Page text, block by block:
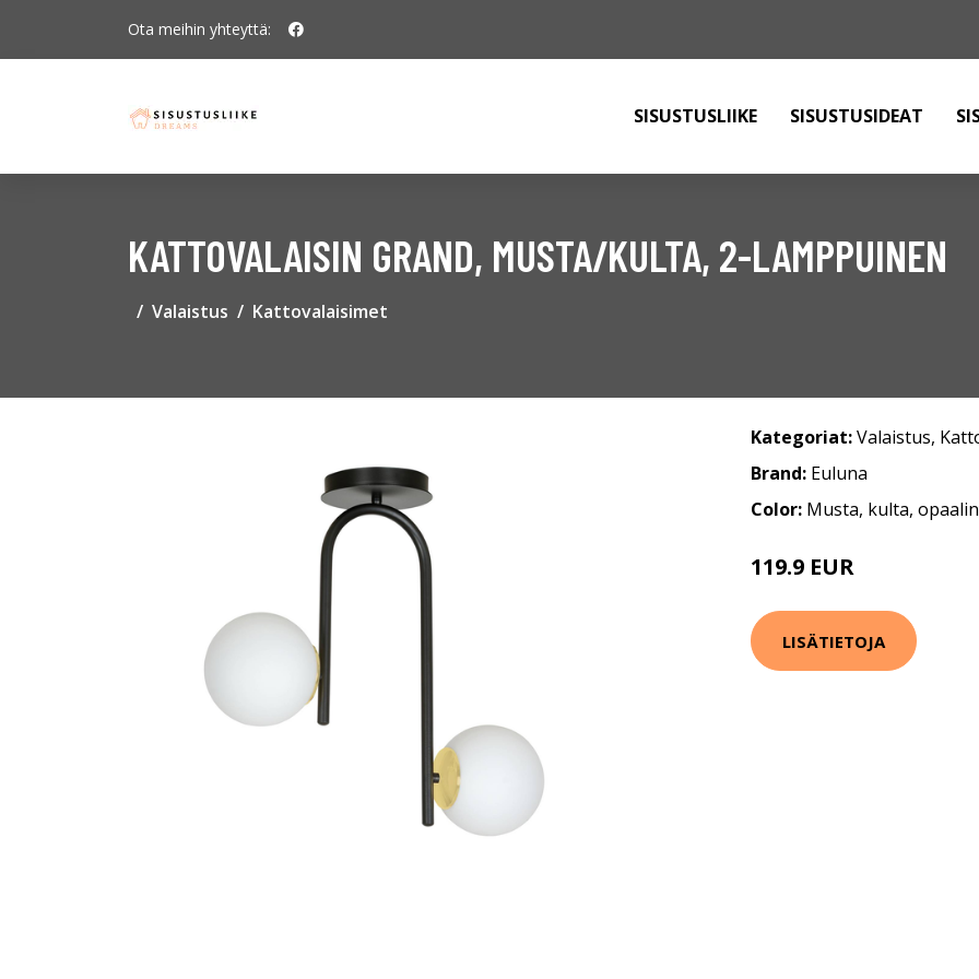
Ota meihin yhteyttä:
SISUSTUSLIIKE SISUSTUSIDEAT
KATTOVALAISIN GRAND, MUSTA/KULTA, 2-LAMPPUINEN
Valaistus Kattovalaisimet
Kategoriat:Valaistus,
Brand: Euluna
Color: Musta, kulta,
119.9 EUR
LISÄTIETOJA